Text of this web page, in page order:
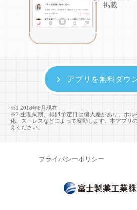
掲載
※1 2018年6月現在
※2 生理周期、排卵予定日は個人差があり、ホ
化、ストレスなどによって変動します。本アプリ
えください。
アプリを無料ダウ
プライバシーポリシー